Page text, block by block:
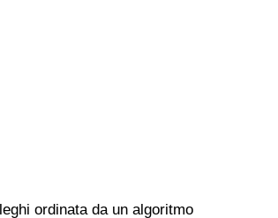
ordinata da un algoritmo